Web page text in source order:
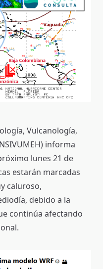
Vulcanología,
informa
lunes 21 de
estarán marcadas
caluroso,
debido a la
continúa afectando